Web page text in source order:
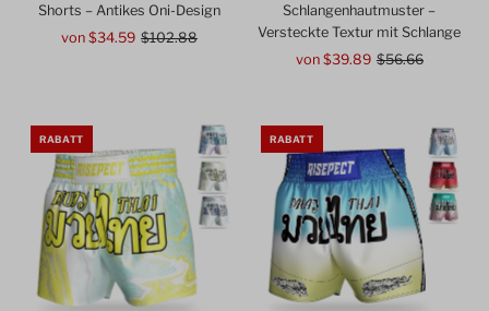
Shorts – Antikes Oni-Design
Angebotspreis
von $34.59 Regulärer
$102.88
Schlangenhautmuster –
Versteckte Textur mit Schlange
Angebotspreis
von $39.89Regulärer
$56.66
RABATT RABATT